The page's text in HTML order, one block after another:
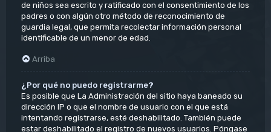
de niños sea escrito y ratificado con el consentimiento de los
padres o con algún otro método de reconocimiento de
guardia legal, que permita recolectar información personal
identificable de un menor de edad.
Arriba
¿Por qué no puedo registrarme?
Es posible que La Administración del sitio haya baneado su
dirección IP o que el nombre de usuario con el que está
intentando registrarse, esté deshabilitado. También puede
estar deshabilitado el registro de nuevos usuarios. Póngase